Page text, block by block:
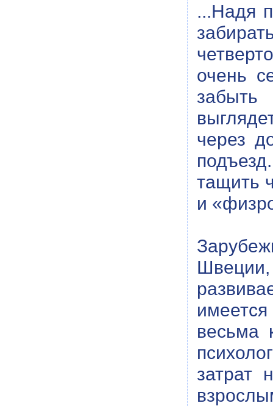
...Надя
очень
забыть
через
тащить
и
Швеции,
весьма
затрат